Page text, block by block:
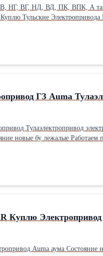
НГ, ВГ, НД, ВД, ПК, ВПК, А так
Срочно быстро дорого
ГЗ Auma
Тулаэлектропривод
Электропривод
Состояние новые бу лежалые